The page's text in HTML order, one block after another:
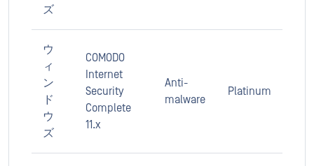
ズ
ウ
ィ
ン
ド
ウ
ズ
COMODO
Internet
Security
Complete
11.x
Anti-
malware
Platinum